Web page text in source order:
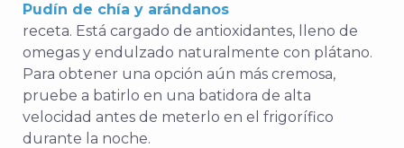
Pudín de chía y arándanos
receta. Está cargado de antioxidantes, lleno de
omegas y endulzado naturalmente con plátano.
Para obtener una opción aún más cremosa,
pruebe a batirlo en una batidora de alta
velocidad antes de meterlo en el frigorífico
durante la noche.